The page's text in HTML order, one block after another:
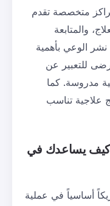
متخصصة تقدم
والمتابعة
الوعي بأهمية
للتعبير عن
مدروسة. كما
علاجية تناسب
يساعدك في
أساسياً في عملية